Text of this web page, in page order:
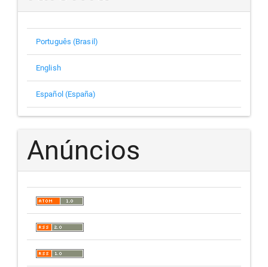
Português (Brasil)
English
Español (España)
Anúncios